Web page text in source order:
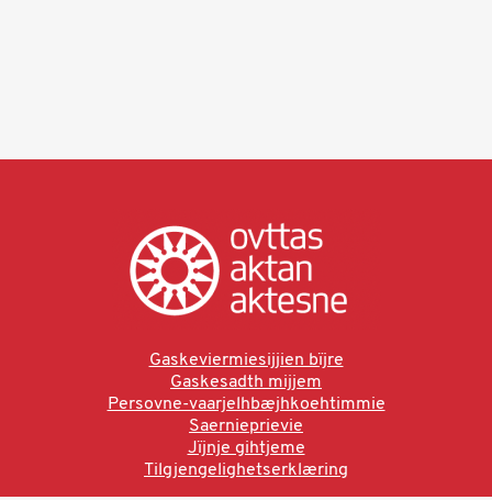
Gaskeviermiesijjien bïjre
Gaskesadth mijjem
Persovne-vaarjelhbæjhkoehtimmie
Saernieprievie
Jïjnje gihtjeme
Tilgjengelighetserklæring